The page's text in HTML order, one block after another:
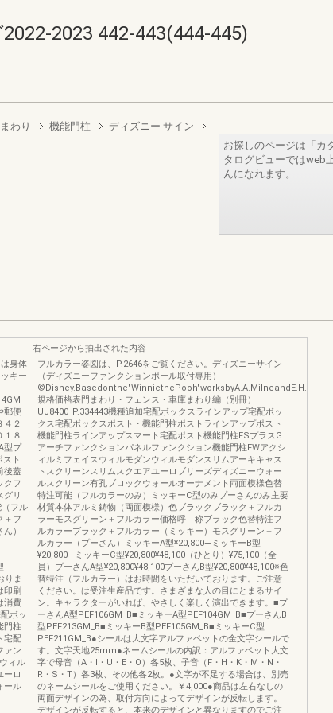
2023 442-443(444-445)
わり 機能門柱 ディズニー サイン
お探しのページは「カ
タログビューではweb
んになれます。
身体
キー
郵便
４２
１８
型プ
ト
後蓋
クフ
グリ
フル
＋フ
）
りま
印刷
消費
ボッ
門柱
宅配
ァン
ィル
ーロ
ール
右ページから抽出された内容
フルカラー姿図は、P.2646をご覧ください。ディズニーサイン
（ディズニーファンクションポール取付専用）
規格価格表門まわり・フェンス・車庫まわり編（別冊）
UJ8400_P.334443機種追加宅配ボックスラインアップ宅配ボッ
クス宅配ボックスポスト・機能門柱ポストラインアップポスト
機能門柱ラインアップスマート宅配ポスト機能門柱FSプラスG
アーチファンクションパネルファンクション機能門柱FWアクシ
ィルミフェイスウィルモダンウィルモダンスリムアーキキャス
トスクリーンスリムスクエアユーロブリーズディズニーウォー
ルスクリーン有孔ブロックウォールオーナメント両面模様色替
特注可能（フルカラーのみ）ミッキーC型のみプーさんのみ主要
材質本体アルミ鋳物（両面模様）色ブラックブラック＋フルカ
ラーモスグリーン＋フルカラー価格呼 称ブラック色替特注フ
ルカラーブラック＋フルカラー（ミッキー）モスグリーン＋フ
ルカラー（プーさん）ミッキーA型¥20,800―ミッキーB型
¥20,800―ミッキーC型¥20,800¥48,100（ひとり）¥75,100（全
員）プーさんA型¥20,800¥48,100プーさんB型¥20,800¥48,100※色
替特注（フルカラー）はお時間をいただいております。ご注意
ください。は受注生産品です。さまざまな人の目にとまるサイ
ン。キャラクターがいれば、やさしく楽しく演出できます。■プ
ーさんA型PEF106GM_B■ミッキーA型PEF104GM_B■プーさんB
型PEF213GM_B■ミッキーB型PEF105GM_B■ミッキーC型
PEF211GM_B●シールは大文字アルファベットの金文字シールで
す。文字天地25mm●ネームシールの内訳：アルファベット大文
字で母音（A・I・U・E・O）各5枚、子音（F・H・K・M・N・
R・S・T）各3枚、その他各2枚。●文字が不足する場合は、別売
のネームシールをご使用ください。￥4,000●商品は左右なしの
両面デザインの為、取付方向によってデザインが反転します。
デザインが反転すると、本来のデザインと異なりますのでご注